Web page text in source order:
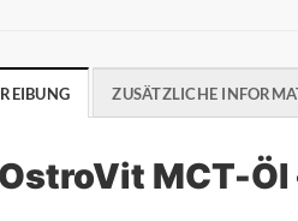
ZUSÄTZLICHE
OstroVit MCT-